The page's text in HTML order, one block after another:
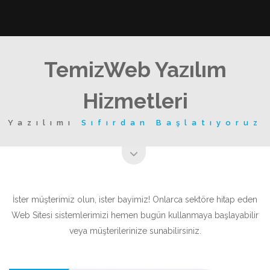
TemizWeb Yazılım
Hizmetleri
Yazılımı Sıfırdan Başlatıyoruz
İster müşterimiz olun, ister bayimiz! Onlarca sektöre hitap eden
Web Sitesi sistemlerimizi hemen bugün kullanmaya başlayabilir
veya müşterilerinize sunabilirsiniz.